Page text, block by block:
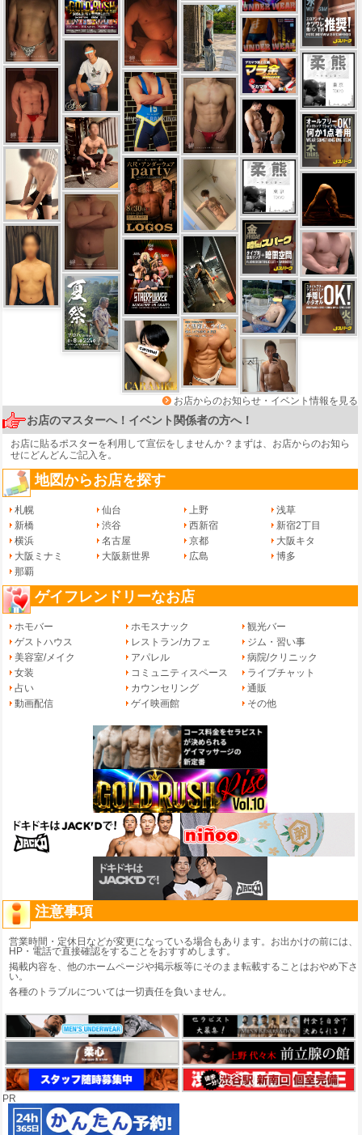
お店からのお知らせ・イベント情報を見る
お店のマスターへ！イベント関係者の方へ！
お店に貼るポスターを利用して宣伝をしませんか？まずは、 お店からのお知ら
せにどんどんご記入を。
地図からお店を探す
札幌 仙台 上野
浅草
新橋
渋谷 西新宿
新宿2丁目
横浜
名古屋 京都
大阪キタ
大阪ミナミ
大阪新世界 広島
博多
那覇
ゲイフレンドリーなお店
ホモバー ホモスナック
観光バー
ゲストハウス
レストラン/カフェ
ジム・習い事
美容室/メイク
アパレル
病院/クリニック
女装
コミュニティスペース
ライブチャット
占い
カウンセリング
通販
動画配信
ゲイ映画館 その他
注意事項
営業時間・定休日などが変更になっている場合もあります。お出かけの前には、
HP・電話で直接確認をすることをおすすめします。
掲載内容を、他のホームページや掲示板等にそのまま転載することはおやめ下さ
い。
各種のトラブルについては一切責任を負いません。
PR